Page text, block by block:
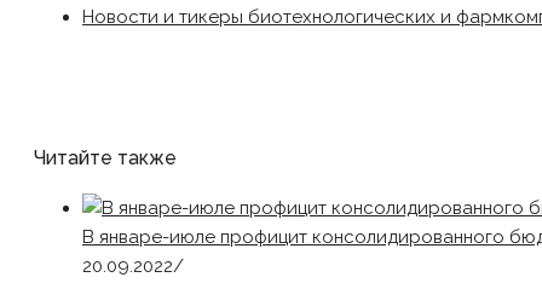
Новости и тикеры биотехнологических и
Читайте также
В январе-июле профицит консолидированного
20.09.2022/